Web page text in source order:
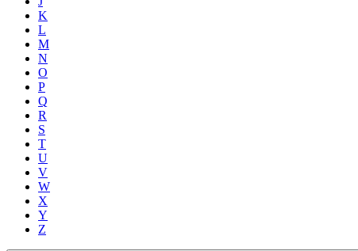
K
L
M
N
O
P
Q
R
S
T
U
V
W
X
Y
Z